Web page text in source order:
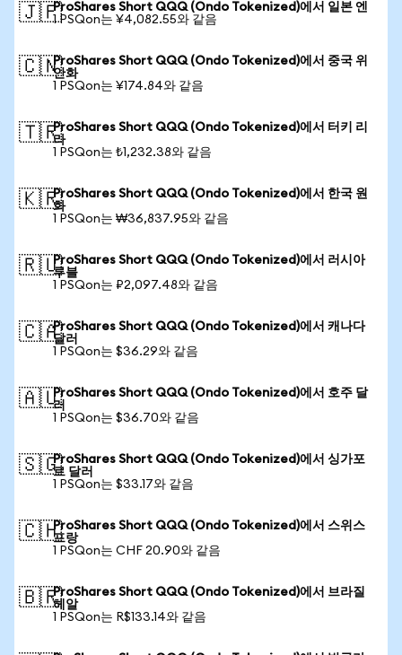
🇯🇵ProShares Short QQQ (Ondo Tokenized)에서 일본 엔
1 PSQon는 ¥4,082.55와 같음
🇨🇳ProShares Short QQQ (Ondo Tokenized)에서 중국 위
안화
1 PSQon는 ¥174.84와 같음
🇹🇷ProShares Short QQQ (Ondo Tokenized)에서 터키 리
라
1 PSQon는 ₺1,232.38와 같음
🇰🇷ProShares Short QQQ (Ondo Tokenized)에서 한국 원
화
1 PSQon는 ₩36,837.95와 같음
🇷🇺ProShares Short QQQ (Ondo Tokenized)에서 러시아
루블
1 PSQon는 ₽2,097.48와 같음
🇨🇦ProShares Short QQQ (Ondo Tokenized)에서 캐나다
달러
1 PSQon는 $36.29와 같음
🇦🇺ProShares Short QQQ (Ondo Tokenized)에서 호주 달
러
1 PSQon는 $36.70와 같음
🇸🇬ProShares Short QQQ (Ondo Tokenized)에서 싱가포
르 달러
1 PSQon는 $33.17와 같음
🇨🇭ProShares Short QQQ (Ondo Tokenized)에서 스위스
프랑
1 PSQon는 CHF 20.90와 같음
🇧🇷ProShares Short QQQ (Ondo Tokenized)에서 브라질
헤알
1 PSQon는 R$133.14와 같음